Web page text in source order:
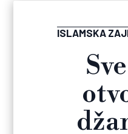
ISLAMSKA